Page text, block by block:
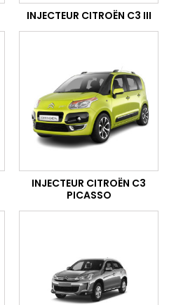
INJECTEUR CITROËN C3 III
INJECTEUR CITROËN C3
PICASSO